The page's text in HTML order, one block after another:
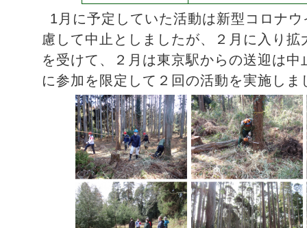
1月に予定していた活動は新型コロナ
慮して中止としましたが、２月に入り
を受けて、２月は東京駅からの送迎は
に参加を限定して２回の活動を実施しま